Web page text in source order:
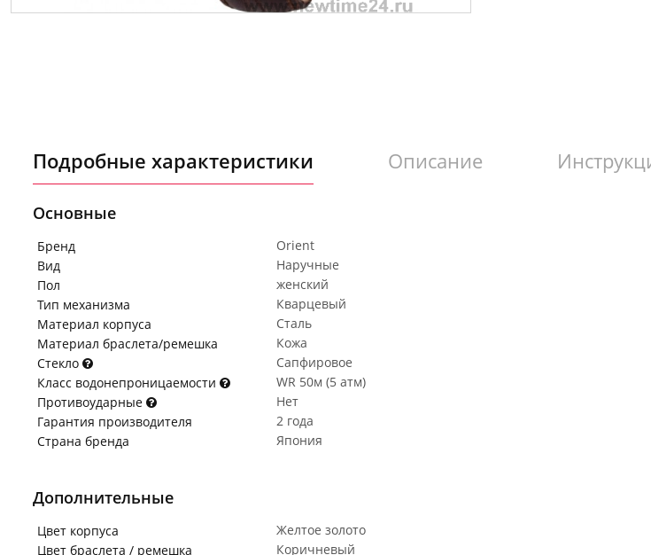
Подробные характеристики Описание
Основные
Бренд
Orient
Вид
Наручные
Пол
женский
Тип механизма
Кварцевый
Материал корпуса
Сталь
Материал браслета/ремешка
Кожа
Стекло
Сапфировое
Класс водонепроницаемости
WR 50м (5 атм)
Противоударные
Нет
Гарантия производителя
2 года
Страна бренда
Япония
Дополнительные
Цвет корпуса
Желтое золото
Цвет браслета / ремешка
Коричневый